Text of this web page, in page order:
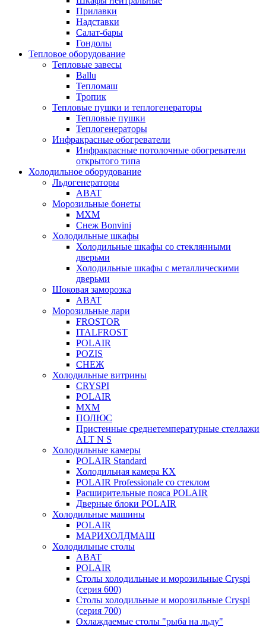
Прилавки
Надставки
Салат-бары
Гондолы
Тепловое оборудование
Тепловые завесы
Ballu
Тепломаш
Тропик
Тепловые пушки и теплогенераторы
Тепловые пушки
Теплогенераторы
Инфракрасные обогреватели
Инфракрасные потолочные обогреватели
открытого типа
Холодильное оборудование
Льдогенераторы
ABAT
Морозильные бонеты
МХМ
Снеж Bonvini
Холодильные шкафы
Холодильные шкафы cо стеклянными
дверьми
Холодильные шкафы с металлическими
дверьми
Шоковая заморозка
ABAT
Морозильные лари
FROSTOR
ITALFROST
POLAIR
POZIS
СНЕЖ
Холодильные витрины
CRYSPI
POLAIR
МХМ
ПОЛЮС
Пристенные среднетемпературные стеллажи
ALT N S
Холодильные камеры
POLAIR Standard
Холодильная камера КХ
POLAIR Professionale со стеклом
Расширительные пояса POLAIR
Дверные блоки POLAIR
Холодильные машины
POLAIR
МАРИХОЛДМАШ
Холодильные столы
ABAT
POLAIR
Столы холодильные и морозильные Cryspi
(серия 600)
Столы холодильные и морозильные Cryspi
(серия 700)
Охлаждаемые столы "рыба на льду"